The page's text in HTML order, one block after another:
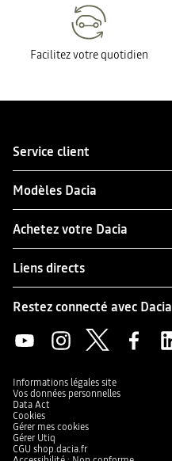
Facilitez votre quotidien
Service client
Modèles Dacia
Achetez votre Dacia
Liens directs
Restez connecté avec Dacia
Informations légales site
Vos données personnelles
Data Act
Cookies
Gérer mes cookies
Gérer Utiq
CGU shop.dacia.fr